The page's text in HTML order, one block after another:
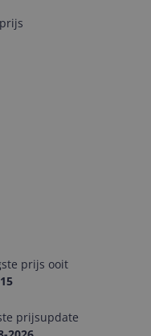
prijs ooit
prijsupdate